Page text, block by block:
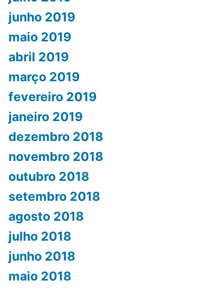
junho 2019
maio 2019
abril 2019
março 2019
fevereiro 2019
janeiro 2019
dezembro 2018
novembro 2018
outubro 2018
setembro 2018
agosto 2018
julho 2018
junho 2018
maio 2018